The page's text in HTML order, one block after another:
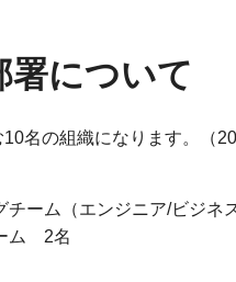
署について
名の組織になります。（
ーム（エンジニア/ビジネ
ム 2名